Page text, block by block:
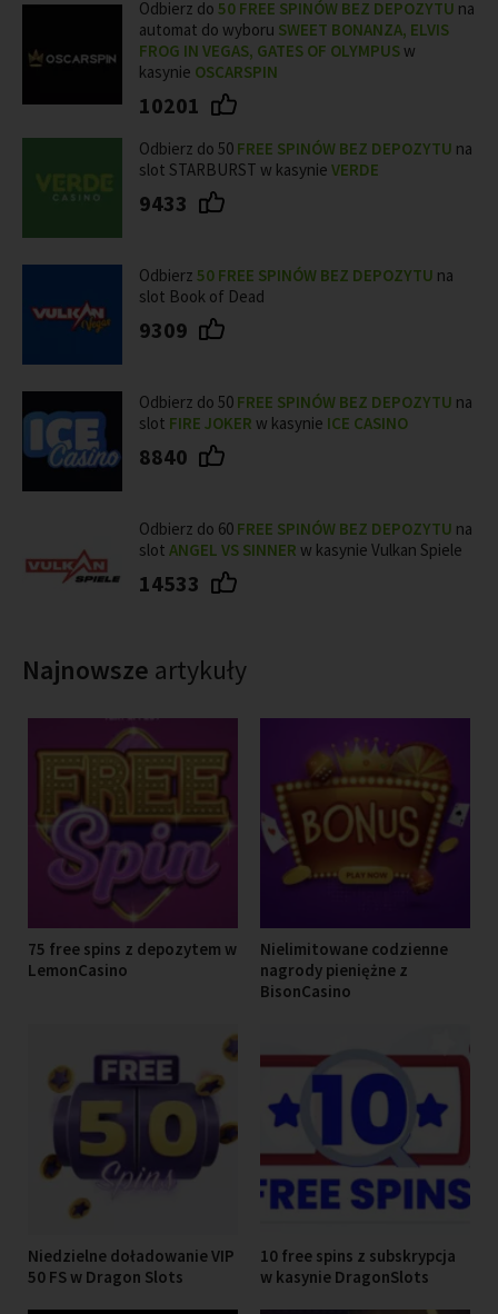
Odbierz do 50 FREE SPINÓW BEZ DEPOZYTU na
automat do wyboru SWEET BONANZA, ELVIS
FROG IN VEGAS, GATES OF OLYMPUS w
kasynie OSCARSPIN
10201
Odbierz do 50 FREE SPINÓW BEZ DEPOZYTU na
slot STARBURST w kasynie VERDE
9433
Odbierz 50 FREE SPINÓW BEZ DEPOZYTU na
slot Book of Dead
9309
Odbierz do 50 FREE SPINÓW BEZ DEPOZYTU na
slot FIRE JOKER w kasynie ICE CASINO
8840
Odbierz do 60 FREE SPINÓW BEZ DEPOZYTU na
slot ANGEL VS SINNER w kasynie Vulkan Spiele
14533
Najnowsze artykuły
75 free spins z depozytem w
LemonCasino
Nielimitowane codzienne
nagrody pieniężne z
BisonCasino
Niedzielne doładowanie VIP
50 FS w Dragon Slots
10 free spins z subskrypcja
w kasynie DragonSlots